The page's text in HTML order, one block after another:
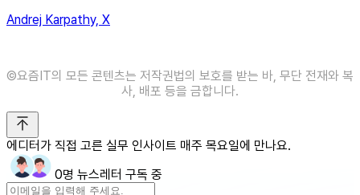
Andrej Karpathy, X
©️요즘IT의 모든 콘텐츠는 저작권법의 보호를 받는 바, 무단 전재와 복
사, 배포 등을 금합니다.
에디터가 직접 고른 실무 인사이트 매주 목요일에 만나요.
0명 뉴스레터 구독 중